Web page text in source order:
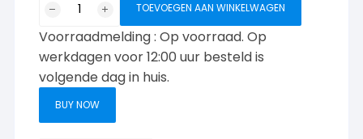
Raamkruk
Recht
7*50
Alu
TOEVOEGEN AAN WINKELWAGEN
Voorraadmelding : Op voorraad. Op
werkdagen voor 12:00 uur besteld is
volgende dag in huis.
BUY NOW